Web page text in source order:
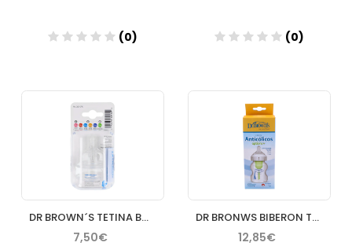
(0)
Añadir
(0)
DR BROWN´S TETINA BOCA ANCHA CORTE Y 9 MESES CEREALES ESPESO
7,50€
DR BRONWS BIBERON TETINA S BOCA ANCHA 150 ML
12,85€